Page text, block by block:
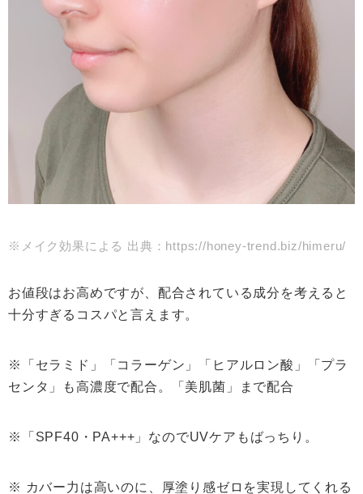
※メイク効果による 出典：https://honey-trend.biz/himeru/
お値段はお高めですが、配合されている成分を考えると
十分すぎるコスパと言えます。
※「セラミド」「コラーゲン」「ヒアルロン酸」「プラ
センタ」も高濃度で配合。「美肌菌」まで配合
※「SPF40・PA+++」なのでUVケアもばっちり。
※ カバー力は高いのに、厚塗り感ゼロを実現してくれる